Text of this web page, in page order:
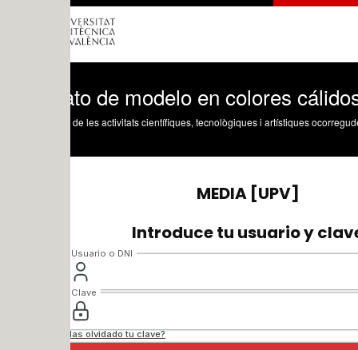
de modelo en colores cálidos y frí
les activitats científiques, tecnològiques i artístiques ocorregudes en els tres